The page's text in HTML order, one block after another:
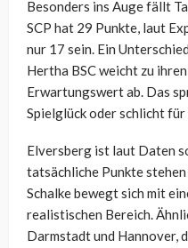
Besonders ins Auge fällt
SCP hat 29 Punkte, laut
nur 17 sein. Ein
Hertha BSC weicht zu
Erwartungswert ab. Das
Spielglück oder schlicht
Elversberg ist laut Daten
tatsächliche Punkte
Schalke bewegt sich mit
realistischen Bereich.
Darmstadt und Hannover,